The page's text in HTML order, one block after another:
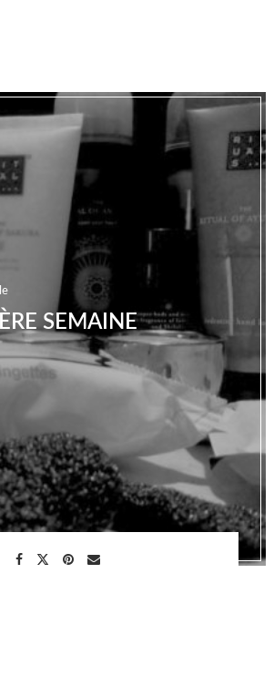
SEMAINE